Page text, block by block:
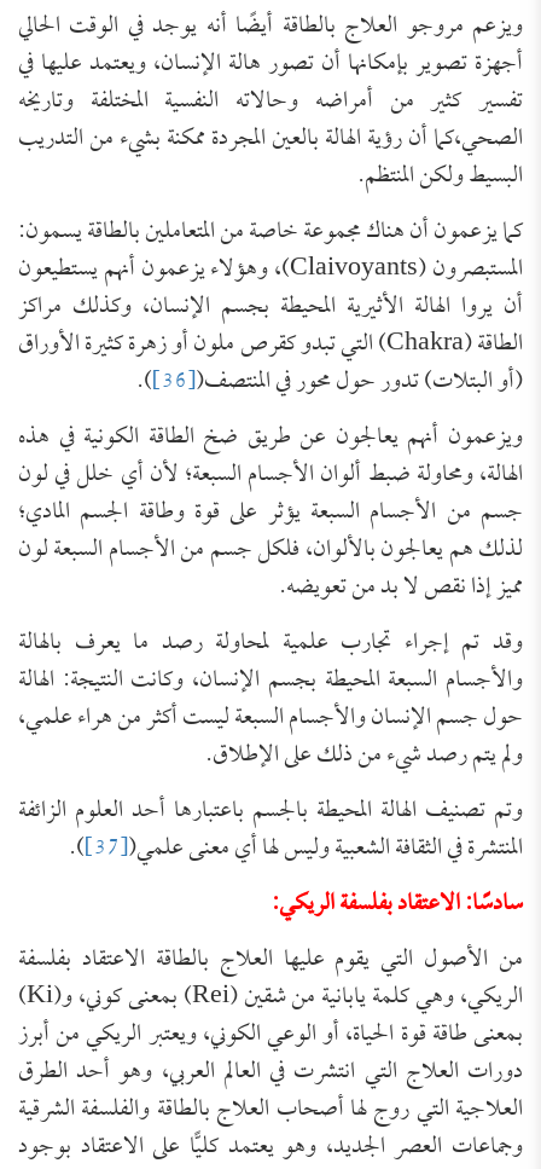
ويزعم مروجو العلاج بالطاقة أيضًا أنه يوجد في الوقت الحالي
أجهزة تصوير بإمكانها أن تصور هالة الإنسان، ويعتمد عليها في
تفسير كثير من أمراضه وحالاته النفسية المختلفة وتاريخه
الصحي،كما أن رؤية الهالة بالعين المجردة ممكنة بشيء من التدريب
البسيط ولكن المنتظم.
كما يزعمون أن هناك مجموعة خاصة من المتعاملين بالطاقة يسمون:
المستبصرون (Claivoyants)، وهؤلاء يزعمون أنهم يستطيعون
أن يروا الهالة الأثيرية المحيطة بجسم الإنسان، وكذلك مراكز
الطاقة (Chakra) التي تبدو كقرص ملون أو زهرة كثيرة الأوراق
(أو البتلات) تدور حول محور في المنتصف([36]
).
ويزعمون أنهم يعالجون عن طريق ضخ الطاقة الكونية في هذه
الهالة، ومحاولة ضبط ألوان الأجسام السبعة؛ لأن أي خلل في لون
جسم من الأجسام السبعة يؤثر على قوة وطاقة الجسم المادي؛
لذلك هم يعالجون بالألوان، فلكل جسم من الأجسام السبعة لون
مميز إذا نقص لا بد من تعويضه.
وقد تم إجراء تجارب علمية لمحاولة رصد ما يعرف بالهالة
والأجسام السبعة المحيطة بجسم الإنسان، وكانت النتيجة: الهالة
حول جسم الإنسان والأجسام السبعة ليست أكثر من هراء علمي،
ولم يتم رصد شيء من ذلك على الإطلاق.
وتم تصنيف الهالة المحيطة بالجسم باعتبارها أحد العلوم الزائفة
المنتشرة في الثقافة الشعبية وليس لها أي معنى علمي([37]
).
سادسًا: الاعتقاد بفلسفة الريكي:
من الأصول التي يقوم عليها العلاج بالطاقة الاعتقاد بفلسفة
الريكي، وهي كلمة يابانية من شقين (Rei) بمعنى كوني، و(Ki)
بمعنى طاقة قوة الحياة، أو الوعي الكوني، ويعتبر الريكي من أبرز
دورات العلاج التي انتشرت في العالم العربي، وهو أحد الطرق
العلاجية التي روج لها أصحاب العلاج بالطاقة والفلسفة الشرقية
وجماعات العصر الجديد، وهو يعتمد كليًّا على الاعتقاد بوجود